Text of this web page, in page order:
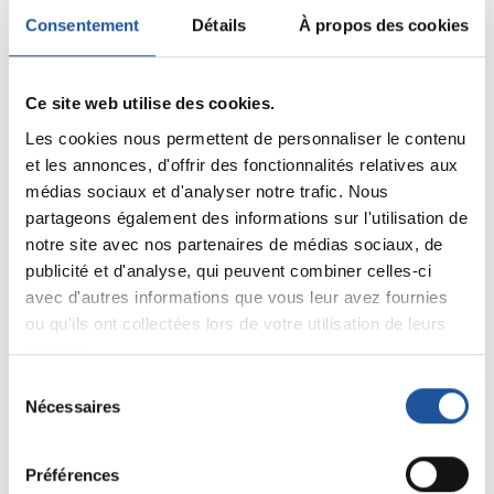
Consentement Détails À propos des cookies
Ce site web utilise des cookies.
Les cookies nous permettent de personnaliser le contenu
et les annonces, d'offrir des fonctionnalités relatives aux
médias sociaux et d'analyser notre trafic. Nous
partageons également des informations sur l'utilisation de
notre site avec nos partenaires de médias sociaux, de
publicité et d'analyse, qui peuvent combiner celles-ci
avec d'autres informations que vous leur avez fournies
ou qu'ils ont collectées lors de votre utilisation de leurs
services.
Nécessaires
Préférences
Des solutions de lavage
professionnelle efficaces